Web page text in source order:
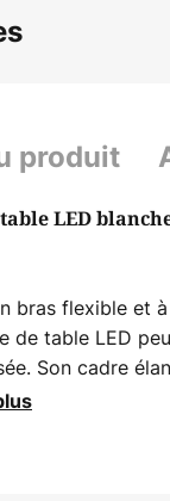
produit
LED
bras flexible et
de table LED
Son cadre
s'intégrer